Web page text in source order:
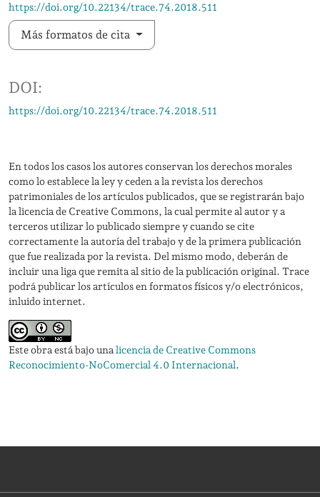
https://doi.org/10.22134/trace.74.2018.511
Más formatos de cita
DOI:
https://doi.org/10.22134/trace.74.2018.511
En todos los casos los autores conservan los derechos morales
como lo establece la ley y ceden a la revista los derechos
patrimoniales de los artículos publicados, que se registrarán bajo
la licencia de Creative Commons, la cual permite al autor y a
terceros utilizar lo publicado siempre y cuando se cite
correctamente la autoría del trabajo y de la primera publicación
que fue realizada por la revista. Del mismo modo, deberán de
incluir una liga que remita al sitio de la publicación original. Trace
podrá publicar los artículos en formatos físicos y/o electrónicos,
inluido internet.
Este obra está bajo una licencia de Creative Commons
Reconocimiento-NoComercial 4.0 Internacional.